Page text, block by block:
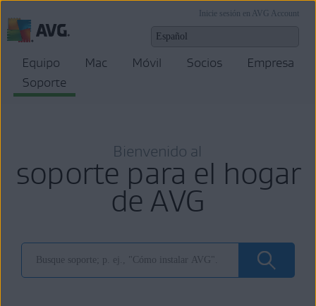
Inicie sesión en AVG Account
Equipo Mac Móvil Socios
Empresa
Soporte
Bienvenido al
soporte para el hogar
de AVG